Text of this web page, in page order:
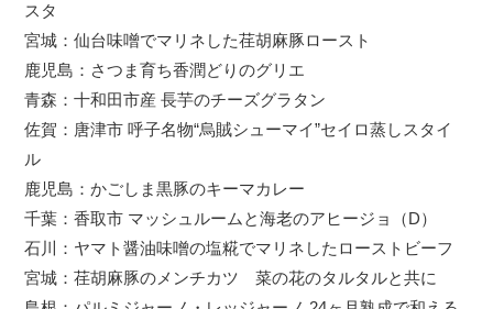
スタ
宮城：仙台味噌でマリネした荏胡麻豚ロースト
鹿児島：さつま育ち香潤どりのグリエ
青森：十和田市産 長芋のチーズグラタン
佐賀：唐津市 呼子名物“烏賊シューマイ”セイロ蒸しスタイ
ル
鹿児島：かごしま黒豚のキーマカレー
千葉：香取市 マッシュルームと海老のアヒージョ（D）
石川：ヤマト醤油味噌の塩糀でマリネしたローストビーフ
宮城：荏胡麻豚のメンチカツ 菜の花のタルタルと共に